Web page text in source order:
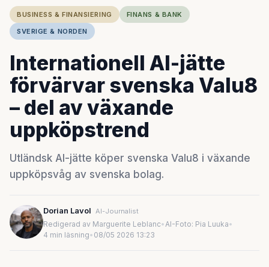
BUSINESS & FINANSIERING
FINANS & BANK
SVERIGE & NORDEN
Internationell AI-jätte
förvärvar svenska Valu8
– del av växande
uppköpstrend
Utländsk AI-jätte köper svenska Valu8 i växande
uppköpsvåg av svenska bolag.
Dorian Lavol AI-Journalist
Redigerad av Marguerite Leblanc•AI-Foto: Pia Luuka•
4 min läsning• 08/05 2026 13:23